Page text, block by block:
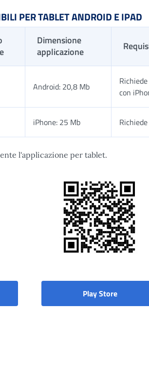
PER TABLET ANDROID E IPAD
Dimensione
applicazione
Android: 20,8 Mb
con
iPhone: 25 Mb
l'applicazione per tablet.
Play Store